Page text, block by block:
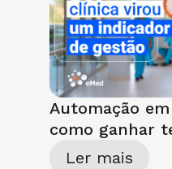
Automação
como ganhar
Ler mais